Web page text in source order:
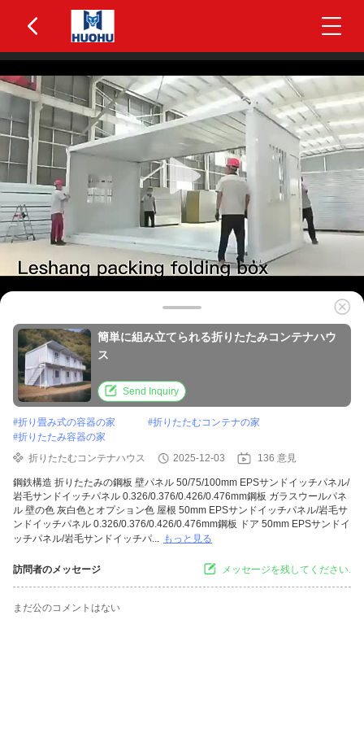
簡単に組み立てられる折りたたみコンテナハウ
ス
Send Inquiry
#折り畳み式の容器の家 #折りたたむコンテナの家
#折りたたみ容器の家
折りたたむコンテナハウス
2025-12-03 136 意見
鋼鉄構造 折りたたみの鋼板 壁パネル 50/75/100mm EPSサンドイッチパネル/
岩毛サンドイッチパネル 0.326/0.376/0.426/0.476mm鋼板 ガラスウールパネ
ル 壁の色 灰白色とオプション色 屋根 50mm EPSサンドイッチパネル/岩毛サ
ンドイッチパネル 0.326/0.376/0.426/0.476mm鋼板 ドア 50mm EPSサンドイ
ッチパネル/岩毛サンドイッチパ... もっと見る
訪問者のメッセージ メッセージを残してください.
まだ公のコメントはない